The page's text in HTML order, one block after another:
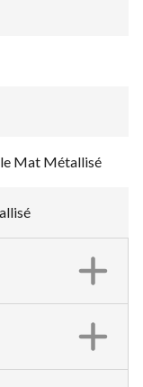
Mat Métallisé